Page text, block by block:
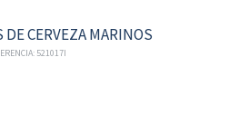
DE CERVEZA MARINOS
521017I